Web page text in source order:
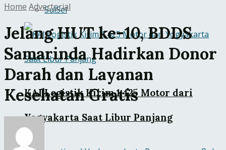
SulSel
KAI Logistik Kirim 1.425 Motor dari
Yogyakarta Saat Libur Panjang
Home Advertorial
Jelang HUT ke-10, BDDS
Samarinda Hadirkan Donor
Darah dan Layanan
Kesehatan Gratis